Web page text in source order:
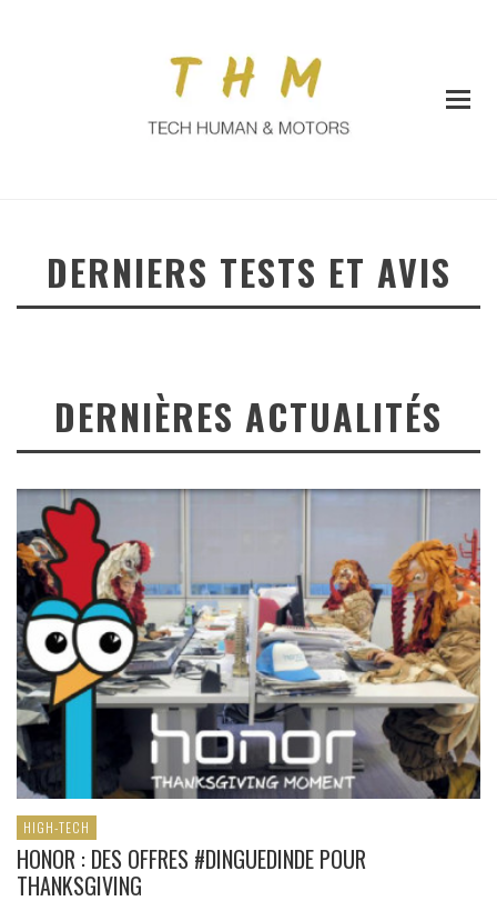
DERNIERS TESTS ET AVIS
DERNIÈRES ACTUALITÉS
HIGH-TECH
HONOR : DES OFFRES #DINGUEDINDE POUR
THANKSGIVING